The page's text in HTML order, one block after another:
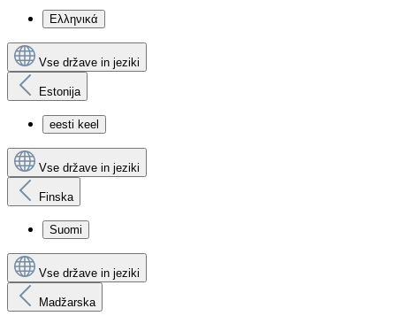
Ελληνικά
Vse države in jeziki
Estonija
eesti keel
Vse države in jeziki
Finska
Suomi
Vse države in jeziki
Madžarska